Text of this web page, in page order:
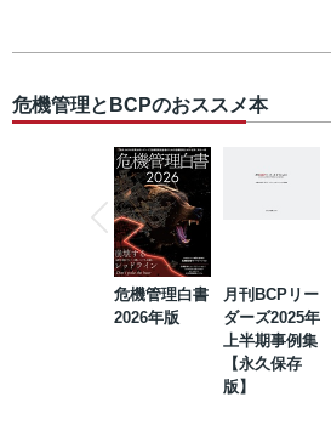
危機管理とBCPのおススメ本
危機管理白書
2026年版
月刊BCPリー
ダーズ2025年
上半期事例集
【永久保存
版】